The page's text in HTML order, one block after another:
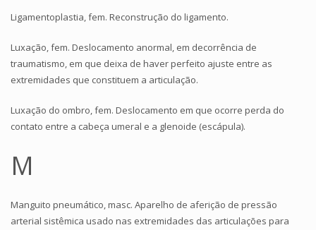
Ligamentoplastia, fem. Reconstrução do ligamento.
Luxação, fem. Deslocamento anormal, em decorrência de
traumatismo, em que deixa de haver perfeito ajuste entre as
extremidades que constituem a articulação.
Luxação do ombro, fem. Deslocamento em que ocorre perda do
contato entre a cabeça umeral e a glenoide (escápula).
M
Manguito pneumático, masc. Aparelho de aferição de pressão
arterial sistêmica usado nas extremidades das articulações para